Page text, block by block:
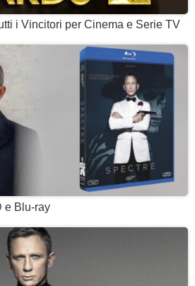
i Vincitori per Cinema e Serie TV
e Blu-ray